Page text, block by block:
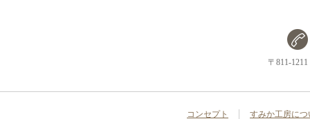
〒811-
コンセプト すみか工房につ